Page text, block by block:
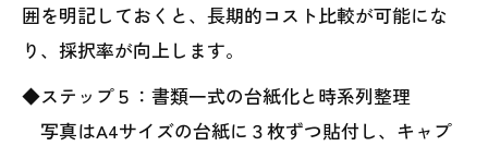
囲を明記しておくと、長期的コスト比較が可能にな
り、採択率が向上します。
◆ステップ５：書類一式の台紙化と時系列整理
写真はA4サイズの台紙に３枚ずつ貼付し、キャプ